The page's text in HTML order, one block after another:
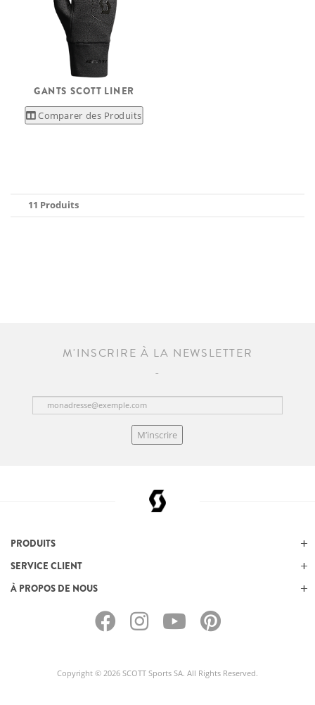
GANTS SCOTT LINER
Comparer des Produits
11 Produits
M'INSCRIRE À LA NEWSLETTER
M’inscrire
PRODUITS
SERVICE CLIENT
À PROPOS DE NOUS
Copyright © 2026 SCOTT Sports SA. All Rights Reserved.